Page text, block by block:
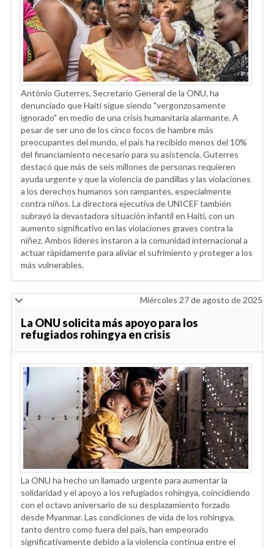
António Guterres, Secretario General de la ONU, ha
denunciado que Haití sigue siendo "vergonzosamente
ignorado" en medio de una crisis humanitaria alarmante. A
pesar de ser uno de los cinco focos de hambre más
preocupantes del mundo, el país ha recibido menos del 10%
del financiamiento necesario para su asistencia. Guterres
destacó que más de seis millones de personas requieren
ayuda urgente y que la violencia de pandillas y las violaciones
a los derechos humanos son rampantes, especialmente
contra niños. La directora ejecutiva de UNICEF también
subrayó la devastadora situación infantil en Haití, con un
aumento significativo en las violaciones graves contra la
niñez. Ambos líderes instaron a la comunidad internacional a
actuar rápidamente para aliviar el sufrimiento y proteger a los
más vulnerables.
Miércoles 27 de agosto de 2025
La ONU solicita más apoyo para los
refugiados rohingya en crisis
La ONU ha hecho un llamado urgente para aumentar la
solidaridad y el apoyo a los refugiados rohingya, coincidiendo
con el octavo aniversario de su desplazamiento forzado
desde Myanmar. Las condiciones de vida de los rohingya,
tanto dentro como fuera del país, han empeorado
significativamente debido a la violencia continua entre el